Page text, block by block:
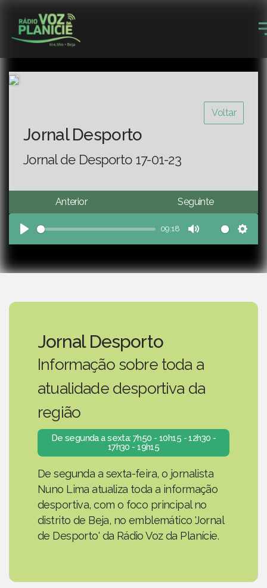
Voltar
Jornal Desporto
Jornal de Desporto 17-01-23
Anterior Seguinte
Play
09:18
Mute
Jornal Desporto
Informação sobre toda a
atualidade desportiva da
região
De segunda a sexta: 7h50 - 10h15 - 12h30 -
17h30 - 19h15
De segunda a sexta-feira, o jornalista
Nuno Lima atualiza toda a informação
desportiva, com o foco principal no
distrito de Beja, no emblemático 'Jornal
de Desporto' da Rádio Voz da Planície.